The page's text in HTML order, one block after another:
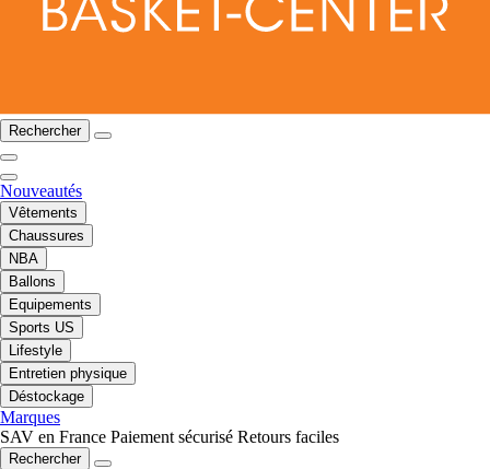
Rechercher
Nouveautés
Vêtements
Chaussures
NBA
Ballons
Equipements
Sports US
Lifestyle
Entretien physique
Déstockage
Marques
SAV en France Paiement sécurisé Retours faciles
Rechercher